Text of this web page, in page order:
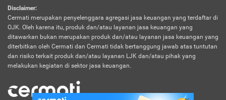
Disclaimer:
Cermati merupakan penyelenggara agregasi jasa keuangan yang terdaftar di
OJK. Oleh karena itu, produk dan/atau layanan jasa keuangan yang
ditawarkan bukan merupakan produk dan/atau layanan jasa keuangan yang
diterbitkan oleh Cermati dan Cermati tidak bertanggung jawab atas tuntutan
dan risiko terkait produk dan/atau layanan LJK dan/atau pihak yang
melakukan kegiatan di sektor jasa keuangan.